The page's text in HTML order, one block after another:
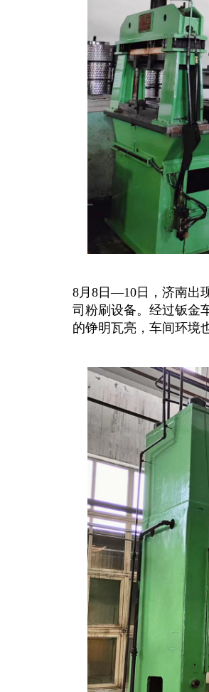
8月8日—10日，济南出
司粉刷设备。经过钣金
的铮明瓦亮，车间环境